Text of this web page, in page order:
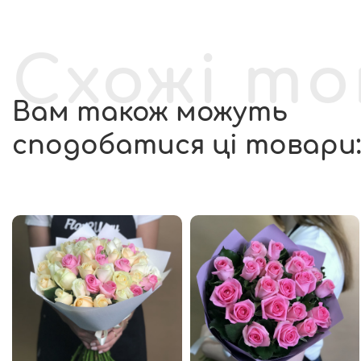
Схожі
Вам також можуть
сподобатися ці товари: